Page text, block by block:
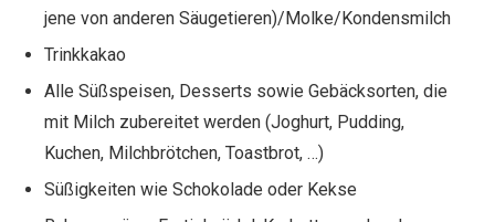
jene von anderen Säugetieren)/Molke/Kondensmilch
Trinkkakao
Alle Süßspeisen, Desserts sowie Gebäcksorten, die
mit Milch zubereitet werden (Joghurt, Pudding,
Kuchen, Milchbrötchen, Toastbrot, …)
Süßigkeiten wie Schokolade oder Kekse